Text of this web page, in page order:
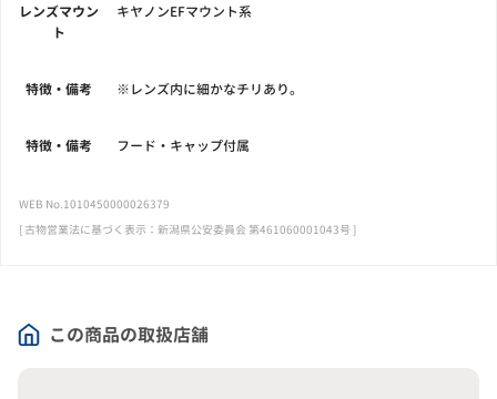
この商品の取扱店舗
レンズマウン
ト
キヤノンEFマウント系
特徴・備考 ※レンズ内に細かなチリあり。
特徴・備考 フード・キャップ付属
WEB No.1010450000026379
[ 古物営業法に基づく表示：新潟県公安委員会 第461060001043号 ]